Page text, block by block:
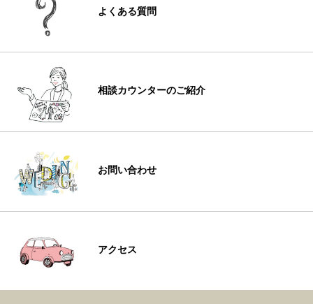
よくある質問
相談カウンターのご紹介
お問い合わせ
アクセス